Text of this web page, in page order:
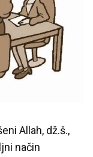
Allah, dž.š.,
način